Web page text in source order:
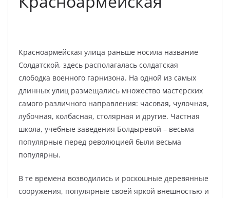
Красноармейская улица раньше носила название
Солдатской, здесь располагалась солдатская
слободка военного гарнизона. На одной из самых
длинных улиц размещались множество мастерских
самого различного направления: часовая, чулочная,
лубочная, колбасная, столярная и другие. Частная
школа, учебные заведения Болдыревой – весьма
популярные перед революцией были весьма
популярны.
В те времена возводились и роскошные деревянные
сооружения, популярные своей яркой внешностью и